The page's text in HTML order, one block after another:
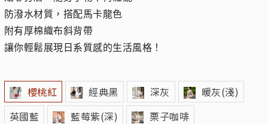
防潑水材質，搭配馬卡龍色
附有厚棉織布斜背帶
讓你輕鬆展現日系質感的生活風格！
櫻桃紅 經典黑 深灰
暖灰(淺)
英國藍
藍莓紫(深) 栗子咖啡